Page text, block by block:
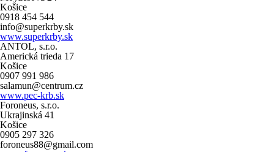
Košice
0918 454 544
info@superkrby.sk
www.superkrby.sk
ANTOL, s.r.o.
Americká trieda 17
Košice
0907 991 986
salamun@centrum.cz
www.pec-krb.sk
Foroneus, s.r.o.
Ukrajinská 41
Košice
0905 297 326
foroneus88@gmail.com